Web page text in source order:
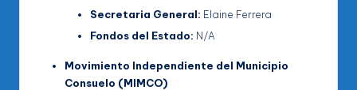
Secretaria General: Elaine Ferrera
Fondos del Estado: N/A
Movimiento Independiente del Municipio
Consuelo (MIMCO)